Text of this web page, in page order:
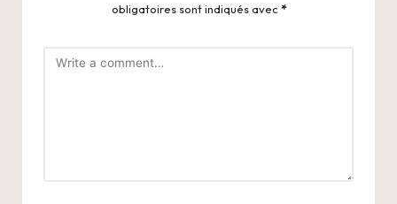
obligatoires sont indiqués avec *